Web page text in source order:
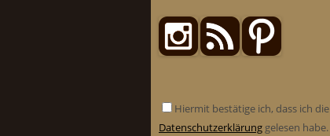
Hiermit bestätige ich, dass ich die
Datenschutzerklärung gelesen habe.